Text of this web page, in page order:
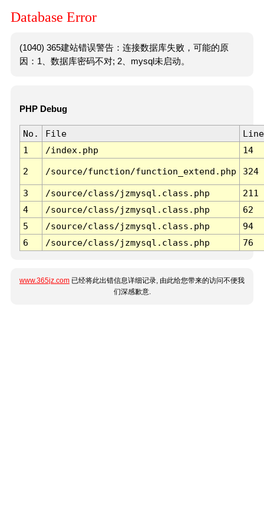
Database Error
(1040) 365建站错误警告：连接数据库失败，可能的原
因：1、数据库密码不对; 2、mysql未启动。
PHP Debug
No. File
Line
1
/index.php 14
2 /source/function/function_extend.php 324
3 /source/class/jzmysql.class.php
211
4
/source/class/jzmysql.class.php
62
5
/source/class/jzmysql.class.php
94
6
/source/class/jzmysql.class.php 76
www.365jz.com 已经将此出错信息详细记录, 由此给您带来的访问不便我
们深感歉意.